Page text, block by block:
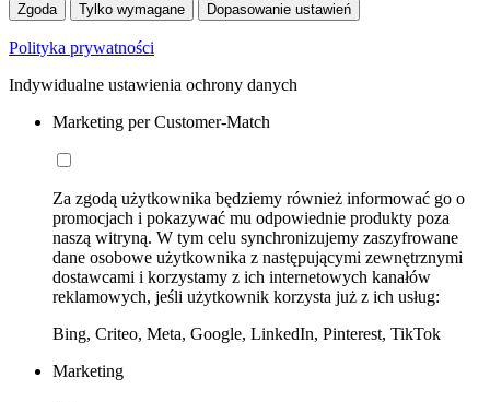
Zgoda Tylko wymagane Dopasowanie ustawień
Polityka prywatności
Indywidualne ustawienia ochrony danych
Marketing per Customer-Match
Za zgodą użytkownika będziemy również informować go o
promocjach i pokazywać mu odpowiednie produkty poza
naszą witryną. W tym celu synchronizujemy zaszyfrowane
dane osobowe użytkownika z następującymi zewnętrznymi
dostawcami i korzystamy z ich internetowych kanałów
reklamowych, jeśli użytkownik korzysta już z ich usług:
Bing, Criteo, Meta, Google, LinkedIn, Pinterest, TikTok
Marketing